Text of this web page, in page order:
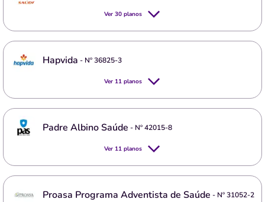
Ver 30 planos
Hapvida - Nº36825-3
Ver 11 planos
Padre Albino Saúde - Nº42015-8
Ver 11 planos
Proasa Programa Adventista de Saúde - Nº31052-2